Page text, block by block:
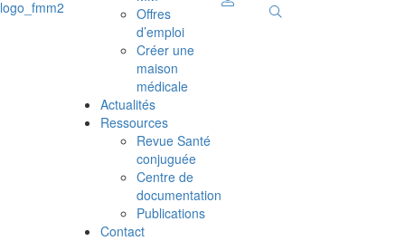
Offres
d’emploi
Créer une
maison
médicale
Actualités
Ressources
Revue Santé
conjuguée
Centre de
documentation
Publications
Contact